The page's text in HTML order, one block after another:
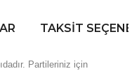
TAKSIT
Partileriniz için